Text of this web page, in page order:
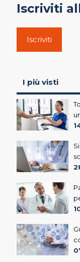
Iscriviti
Iscriviti
I più visti